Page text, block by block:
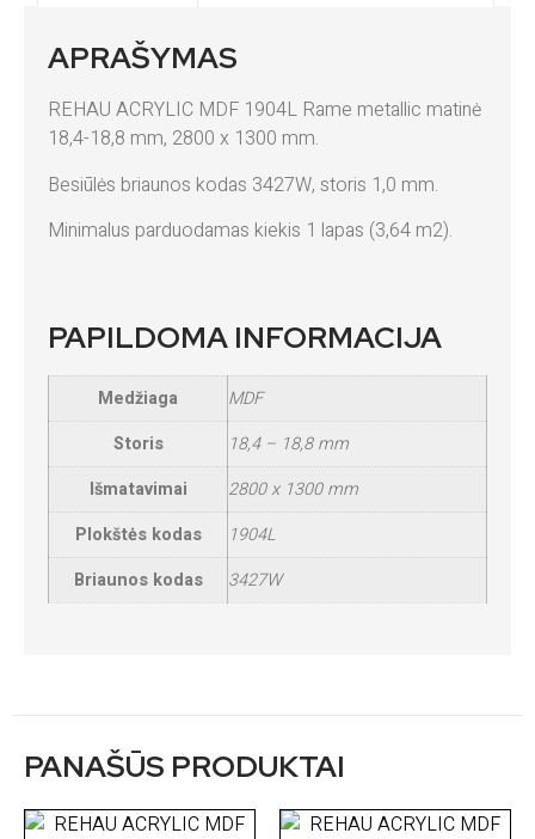
APRAŠYMAS
REHAU ACRYLIC MDF 1904L Rame metallic matinė
18,4-18,8 mm, 2800 x 1300 mm.
Besiūlės briaunos kodas 3427W, storis 1,0 mm.
Minimalus parduodamas kiekis 1 lapas (3,64 m2).
PAPILDOMA INFORMACIJA
Medžiaga
MDF
Storis
18,4 – 18,8 mm
Išmatavimai
2800 x 1300 mm
Plokštės kodas
1904L
Briaunos kodas
3427W
PANAŠŪS PRODUKTAI